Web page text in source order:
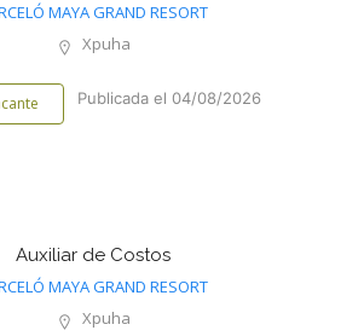
MAYA GRAND RESORT
Xpuha
Publicada el 04/08/2026
Auxiliar de Costos
MAYA GRAND RESORT
Xpuha